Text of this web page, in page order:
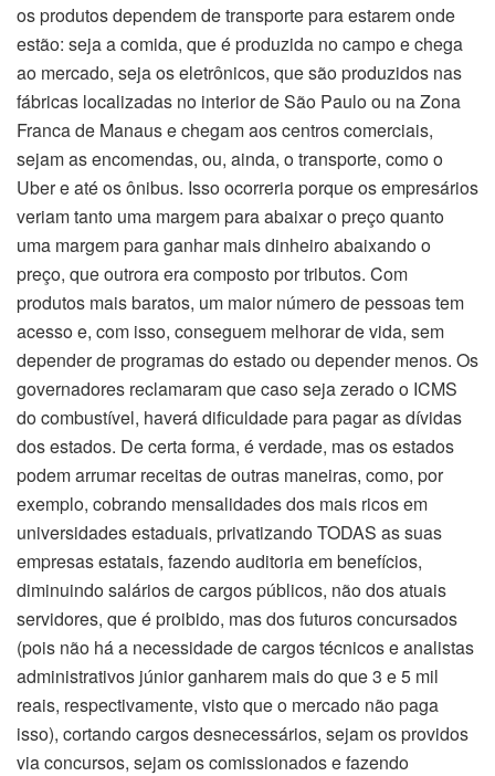
os produtos dependem de transporte para estarem onde
estão: seja a comida, que é produzida no campo e chega
ao mercado, seja os eletrônicos, que são produzidos nas
fábricas localizadas no interior de São Paulo ou na Zona
Franca de Manaus e chegam aos centros comerciais,
sejam as encomendas, ou, ainda, o transporte, como o
Uber e até os ônibus. Isso ocorreria porque os empresários
veriam tanto uma margem para abaixar o preço quanto
uma margem para ganhar mais dinheiro abaixando o
preço, que outrora era composto por tributos. Com
produtos mais baratos, um maior número de pessoas tem
acesso e, com isso, conseguem melhorar de vida, sem
depender de programas do estado ou depender menos. Os
governadores reclamaram que caso seja zerado o ICMS
do combustível, haverá dificuldade para pagar as dívidas
dos estados. De certa forma, é verdade, mas os estados
podem arrumar receitas de outras maneiras, como, por
exemplo, cobrando mensalidades dos mais ricos em
universidades estaduais, privatizando TODAS as suas
empresas estatais, fazendo auditoria em benefícios,
diminuindo salários de cargos públicos, não dos atuais
servidores, que é proibido, mas dos futuros concursados
(pois não há a necessidade de cargos técnicos e analistas
administrativos júnior ganharem mais do que 3 e 5 mil
reais, respectivamente, visto que o mercado não paga
isso), cortando cargos desnecessários, sejam os providos
via concursos, sejam os comissionados e fazendo